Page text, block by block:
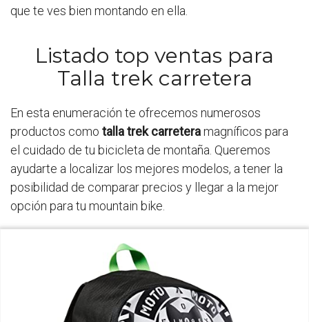
que te ves bien montando en ella.
Listado top ventas para
Talla trek carretera
En esta enumeración te ofrecemos numerosos
productos como talla trek carreteramagníficos para
el cuidado de tu bicicleta de montaña. Queremos
ayudarte a localizar los mejores modelos, a tener la
posibilidad de comparar precios y llegar a la mejor
opción para tu mountain bike.